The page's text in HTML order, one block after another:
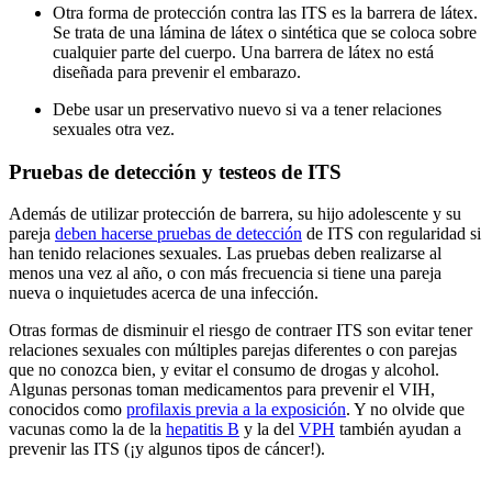
Otra forma de protección contra las ITS es la barrera de látex.
Se trata de una lámina de látex o sintética que se coloca sobre
cualquier parte del cuerpo. Una barrera de látex no está
diseñada para prevenir el embarazo.
Debe usar un preservativo nuevo si va a tener relaciones
sexuales otra vez.
Pruebas de detección y testeos de ITS
Además de utilizar protección de barrera, su hijo adolescente y su
pareja deben hacerse pruebas de detección de ITS con regularidad si
han tenido relaciones sexuales. Las pruebas deben realizarse al
menos una vez al año, o con más frecuencia si tiene una pareja
nueva o inquietudes acerca de una infección.
Otras formas de disminuir el riesgo de contraer ITS son evitar tener
relaciones sexuales con múltiples parejas diferentes o con parejas
que no conozca bien, y evitar el consumo de drogas y alcohol.
Algunas personas toman medicamentos para prevenir el VIH,
conocidos como profilaxis previa a la exposición. Y no olvide que
vacunas como la de la hepatitis B y la del VPH también ayudan a
prevenir las ITS (¡y algunos tipos de cáncer!).